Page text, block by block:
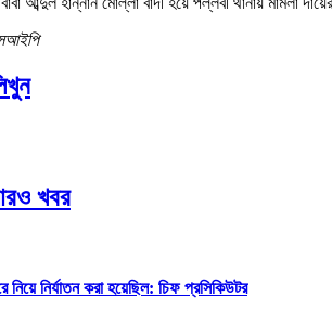
খবর
নির্যাতন করা হয়েছিল: চিফ প্রসিকিউটর